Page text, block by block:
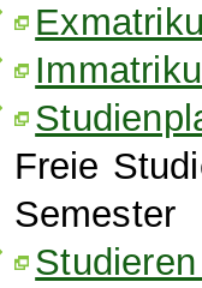
Freie
Semester